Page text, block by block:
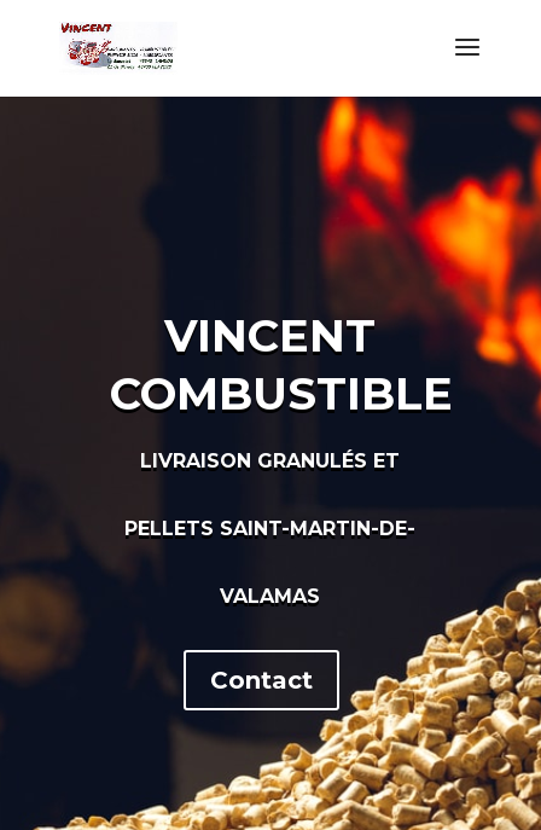
VINCENT
COMBUSTIBLE
LIVRAISON GRANULÉS ET
PELLETS SAINT-MARTIN-DE-
VALAMAS
Contact